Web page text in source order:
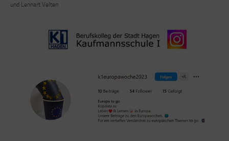
und Lennart Velten